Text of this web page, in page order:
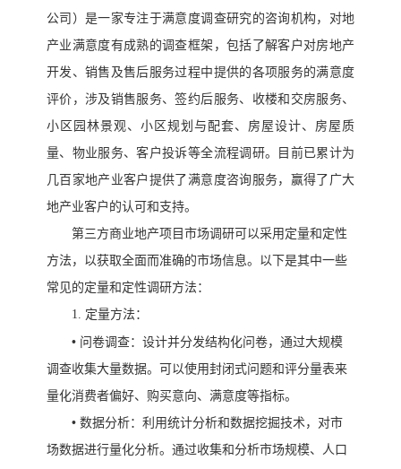
公司）是一家专注于满意度调查研究的咨询机构，对地
产业满意度有成熟的调查框架，包括了解客户对房地产
开发、销售及售后服务过程中提供的各项服务的满意度
评价，涉及销售服务、签约后服务、收楼和交房服务、
小区园林景观、小区规划与配套、房屋设计、房屋质
量、物业服务、客户投诉等全流程调研。目前已累计为
几百家地产业客户提供了满意度咨询服务，赢得了广大
地产业客户的认可和支持。
第三方商业地产项目市场调研可以采用定量和定性
方法，以获取全面而准确的市场信息。以下是其中一些
常见的定量和定性调研方法：
1. 定量方法：
• 问卷调查：设计并分发结构化问卷，通过大规模
调查收集大量数据。可以使用封闭式问题和评分量表来
量化消费者偏好、购买意向、满意度等指标。
• 数据分析：利用统计分析和数据挖掘技术，对市
场数据进行量化分析。通过收集和分析市场规模、人口